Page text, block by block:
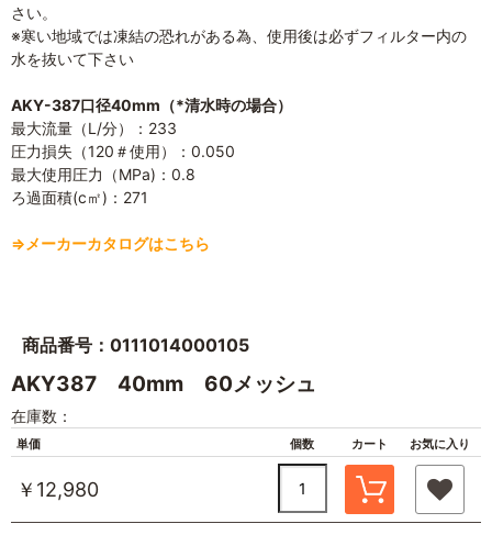
さい。
※寒い地域では凍結の恐れがある為、使用後は必ずフィルター内の
水を抜いて下さい
AKY-387口径40mm（*清水時の場合）
最大流量（L/分）：233
圧力損失（120＃使用）：0.050
最大使用圧力（MPa)：0.8
ろ過面積(c㎡)：271
⇒メーカーカタログはこちら
商品番号：0111014000105
AKY387 40mm 60メッシュ
在庫数：
単価 個数 カート お気に入り
￥12,980